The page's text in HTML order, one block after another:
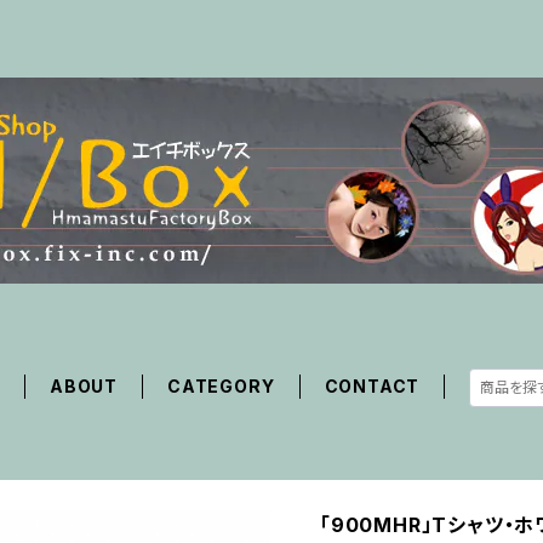
ABOUT CATEGORY CONTACT
「900MHR」Tシャツ・ホ